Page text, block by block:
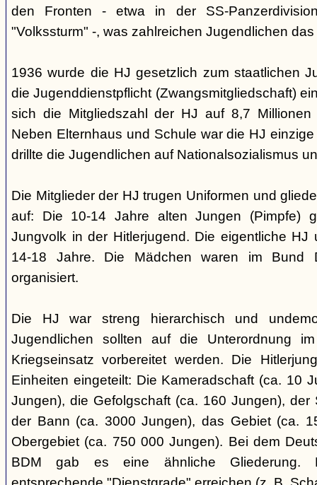
den Fronten - etwa in der SS-
"Volkssturm" -, was zahlreichen Jugendlichen
1936 wurde die HJ gesetzlich zum staatlichen
die Jugenddienstpflicht (Zwangsmitgliedschaft)
sich die Mitgliedszahl der HJ auf 8,7 Millionen
Neben Elternhaus und Schule war die HJ
drillte die Jugendlichen auf Nationalsozialismus
Die Mitglieder der HJ trugen Uniformen und
auf: Die 10-14 Jahre alten Jungen (Pimpfe)
Jungvolk in der Hitlerjugend. Die eigentliche HJ
14-18 Jahre. Die Mädchen waren im Bund
organisiert.
Die HJ war streng hierarchisch und
Jugendlichen sollten auf die Unterordnung
Kriegseinsatz vorbereitet werden. Die
Einheiten eingeteilt: Die Kameradschaft (ca. 10
Jungen), die Gefolgschaft (ca. 160 Jungen), der
der Bann (ca. 3000 Jungen), das Gebiet (ca.
Obergebiet (ca. 750 000 Jungen). Bei dem
BDM gab es eine ähnliche Gliederung.